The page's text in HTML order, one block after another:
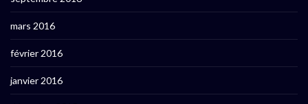
mars 2016
février 2016
janvier 2016